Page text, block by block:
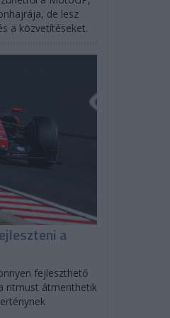
de lesz
a közvetítéseket.
a
fejleszthető
ritmust átmenthetik